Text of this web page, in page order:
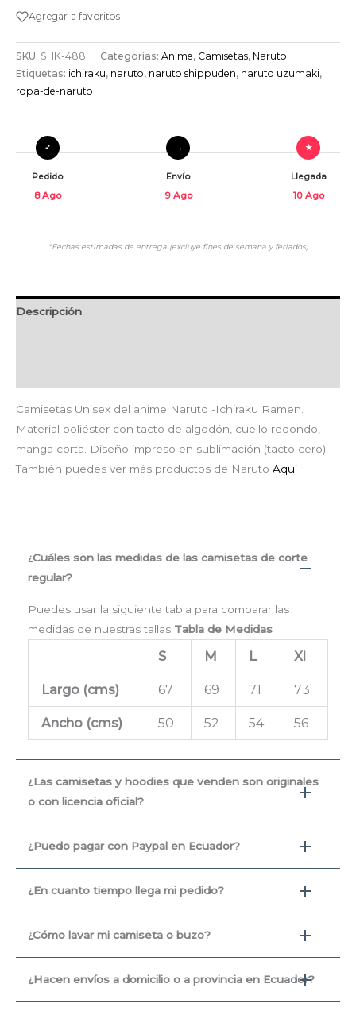
Agregar a favoritos
SKU: SHK-488 Categorías: Anime, Camisetas, Naruto
Etiquetas: ichiraku, naruto, naruto shippuden, naruto uzumaki,
ropa-de-naruto
Pedido
8 Ago
Envío
9 Ago
Llegada
10 Ago
*Fechas estimadas de entrega (excluye fines de semana y feriados)
Descripción
Camisetas Unisex del anime Naruto -Ichiraku Ramen.
Material poliéster con tacto de algodón, cuello redondo,
manga corta. Diseño impreso en sublimación (tacto cero).
También puedes ver más productos de Naruto Aquí
¿Cuáles son las medidas de las camisetas de corte
regular?
Puedes usar la siguiente tabla para comparar las
medidas de nuestras tallas Tabla de Medidas
S M L Xl
Largo (cms) 67 69 71 73
Ancho (cms) 50 52 54 56
¿Las camisetas y hoodies que venden son originales
o con licencia oficial?
¿Puedo pagar con Paypal en Ecuador?
¿En cuanto tiempo llega mi pedido?
¿Cómo lavar mi camiseta o buzo?
¿Hacen envíos a domicilio o a provincia en Ecuador?